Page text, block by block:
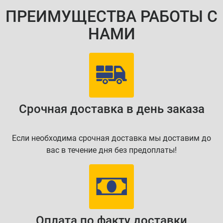
ПРЕИМУЩЕСТВА РАБОТЫ С
НАМИ
Срочная доставка в день заказа
Если необходима срочная доставка мы доставим до
вас в течение дня без предоплаты!